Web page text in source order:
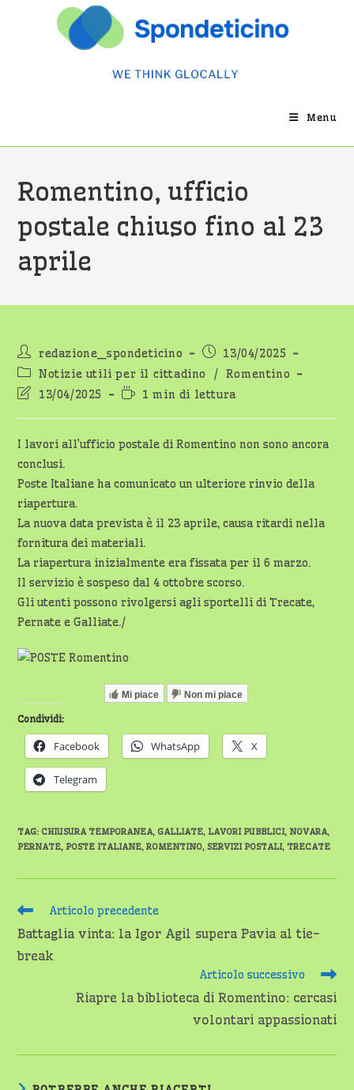
Menu
Romentino, ufficio
postale chiuso fino al 23
aprile
Autore
dell'articolo:
redazione_spondeticino
Articolo
pubblicato:
13/04/2025
Categoria
dell'articolo:
Notizie utili per il cittadino / Romentino
Ultima
dell'articolo:
13/04/2025
Tempo
lettura:
1 min di lettura
I lavori all’ufficio postale di Romentino non sono ancora
conclusi.
Poste Italiane ha comunicato un ulteriore rinvio della
riapertura.
La nuova data prevista è il 23 aprile, causa ritardi nella
fornitura dei materiali.
La riapertura inizialmente era fissata per il 6 marzo.
Il servizio è sospeso dal 4 ottobre scorso.
Gli utenti possono rivolgersi agli sportelli di Trecate,
Pernate e Galliate./
Mi piace Non mi piace
Condividi:
Facebook WhatsApp X
Telegram
TAG: CHIUSURA TEMPORANEA, GALLIATE, LAVORI PUBBLICI, NOVARA,
PERNATE, POSTE ITALIANE, ROMENTINO, SERVIZI POSTALI, TRECATE
Leggi
articoli
Articolo precedente
Battaglia vinta: la Igor Agil supera Pavia al tie-
break
Articolo successivo
Riapre la biblioteca di Romentino: cercasi
volontari appassionati